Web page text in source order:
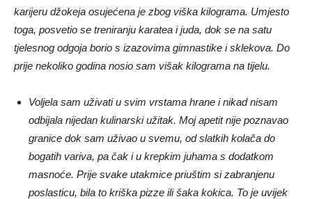
karijeru džokeja osujećena je zbog viška kilograma. Umjesto
toga, posvetio se treniranju karatea i juda, dok se na satu
tjelesnog odgoja borio s izazovima gimnastike i sklekova. Do
prije nekoliko godina nosio sam višak kilograma na tijelu.
Voljela sam uživati ​​u svim vrstama hrane i nikad nisam
odbijala nijedan kulinarski užitak. Moj apetit nije poznavao
granice dok sam uživao u svemu, od slatkih kolača do
bogatih variva, pa čak i u krepkim juhama s dodatkom
masnoće. Prije svake utakmice priuštim si zabranjenu
poslasticu, bila to kriška pizze ili šaka kokica. To je uvijek